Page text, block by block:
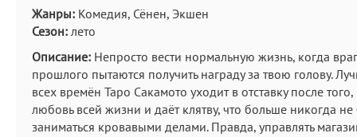
Жанры: Комедия, Сёнен, Экшен
Сезон: лето
Описание: Непросто вести нормальную жизнь, когда
прошлого пытаются получить награду за твою голову.
всех времён Таро Сакамото уходит в отставку после того,
любовь всей жизни и даёт клятву, что больше никогда не
заниматься кровавыми делами. Правда, управлять